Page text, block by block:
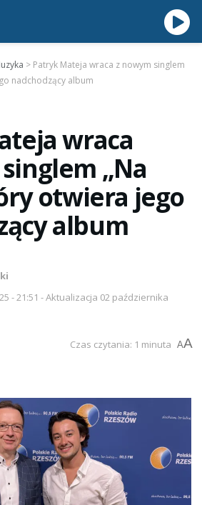
> Patryk Mateja wraca z nowym singlem
nadchodzący album
wraca
„Na
otwiera jego
album
- 21:51 - Aktualizacja 02 października
Czas czytania: 1 minuta AA